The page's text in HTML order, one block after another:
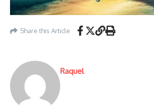
Share this Article
Raquel